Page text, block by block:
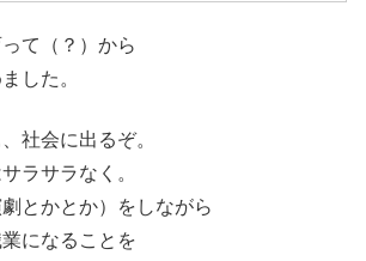
て（？）から
した。
社会に出るぞ。
ラサラなく。
とかとか）をしながら
になることを